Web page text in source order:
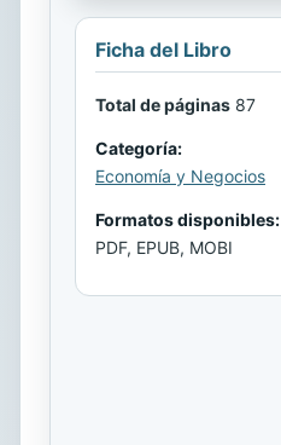
Ficha del Libro
Total de páginas 87
Categoría:
Economía y Negocios
Formatos disponibles:
PDF, EPUB, MOBI